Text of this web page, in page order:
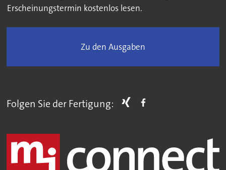
Erscheinungstermin kostenlos lesen.
Zu den Ausgaben
Folgen Sie der Fertigung: